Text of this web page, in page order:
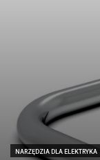
NARZĘDZIA DLA ELEKTRYKA